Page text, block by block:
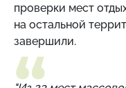
проверки мест
на остальной
завершили.